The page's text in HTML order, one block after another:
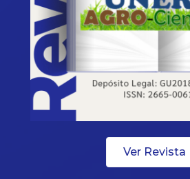
Ver Revista